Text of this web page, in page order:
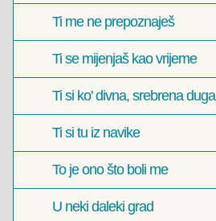
Ti me ne prepoznaješ
Ti se mijenjaš kao vrijeme
Ti si ko' divna, srebrena duga
Ti si tu iz navike
To je ono što boli me
U neki daleki grad